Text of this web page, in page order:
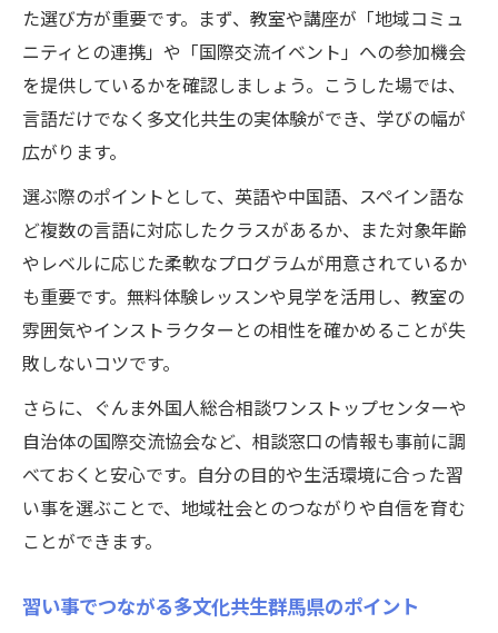
た選び方が重要です。まず、教室や講座が「地域コミュ
ニティとの連携」や「国際交流イベント」への参加機会
を提供しているかを確認しましょう。こうした場では、
言語だけでなく多文化共生の実体験ができ、学びの幅が
広がります。
選ぶ際のポイントとして、英語や中国語、スペイン語な
ど複数の言語に対応したクラスがあるか、また対象年齢
やレベルに応じた柔軟なプログラムが用意されているか
も重要です。無料体験レッスンや見学を活用し、教室の
雰囲気やインストラクターとの相性を確かめることが失
敗しないコツです。
さらに、ぐんま外国人総合相談ワンストップセンターや
自治体の国際交流協会など、相談窓口の情報も事前に調
べておくと安心です。自分の目的や生活環境に合った習
い事を選ぶことで、地域社会とのつながりや自信を育む
ことができます。
習い事でつながる多文化共生群馬県のポイント